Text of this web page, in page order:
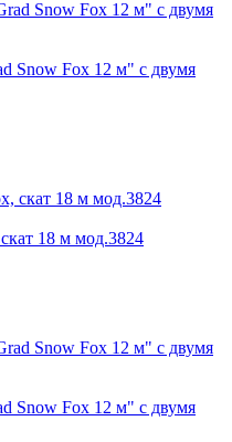
Snow Fox 12 м" с двумя
18 м мод.3824
Snow Fox 12 м" с двумя